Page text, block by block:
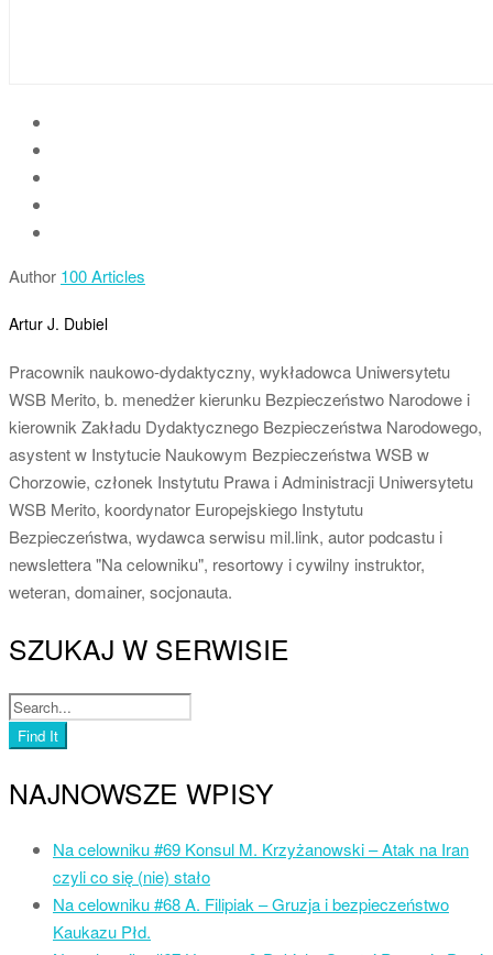
Author 100 Articles
Artur J. Dubiel
Pracownik naukowo-dydaktyczny, wykładowca Uniwersytetu
WSB Merito, b. menedżer kierunku Bezpieczeństwo Narodowe i
kierownik Zakładu Dydaktycznego Bezpieczeństwa Narodowego,
asystent w Instytucie Naukowym Bezpieczeństwa WSB w
Chorzowie, członek Instytutu Prawa i Administracji Uniwersytetu
WSB Merito, koordynator Europejskiego Instytutu
Bezpieczeństwa, wydawca serwisu mil.link, autor podcastu i
newslettera "Na celowniku", resortowy i cywilny instruktor,
weteran, domainer, socjonauta.
SZUKAJ W SERWISIE
NAJNOWSZE WPISY
Na celowniku #69 Konsul M. Krzyżanowski – Atak na Iran
czyli co się (nie) stało
Na celowniku #68 A. Filipiak – Gruzja i bezpieczeństwo
Kaukazu Płd.